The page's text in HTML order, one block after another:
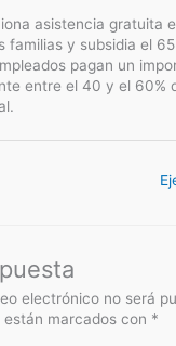
asistencia gratuita
familias y subsidia el
pagan un
entre el 40 y el 60%
electrónico no será
marcados con *